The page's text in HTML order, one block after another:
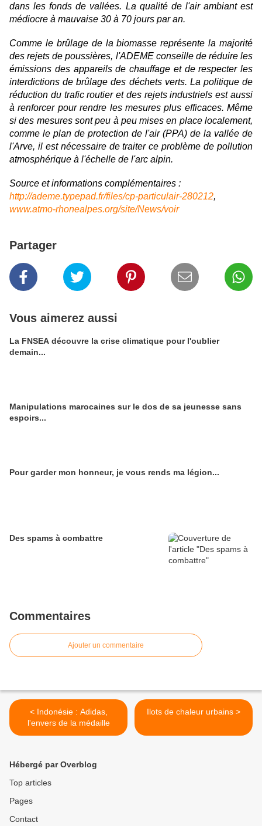
dans les fonds de vallées. La qualité de l'air ambiant est
médiocre à mauvaise 30 à 70 jours par an.
Comme le brûlage de la biomasse représente la majorité
des rejets de poussières, l'ADEME conseille de réduire les
émissions des appareils de chauffage et de respecter les
interdictions de brûlage des déchets verts. La politique de
réduction du trafic routier et des rejets industriels est aussi
à renforcer pour rendre les mesures plus efficaces. Même
si des mesures sont peu à peu mises en place localement,
comme le plan de protection de l'air (PPA) de la vallée de
l'Arve, il est nécessaire de traiter ce problème de pollution
atmosphérique à l'échelle de l'arc alpin.
Source et informations complémentaires :
http://ademe.typepad.fr/files/cp-particulair-280212,
www.atmo-rhonealpes.org/site/News/voir
Partager
Vous aimerez aussi
La FNSEA découvre la crise climatique pour l'oublier
demain...
Manipulations marocaines sur le dos de sa jeunesse sans
espoirs...
Pour garder mon honneur, je vous rends ma légion...
Des spams à combattre
Commentaires
Ajouter un commentaire
< Indonésie : Adidas,
l'envers de la médaille
Ilots de chaleur urbains >
Hébergé par Overblog
Top articles
Pages
Contact